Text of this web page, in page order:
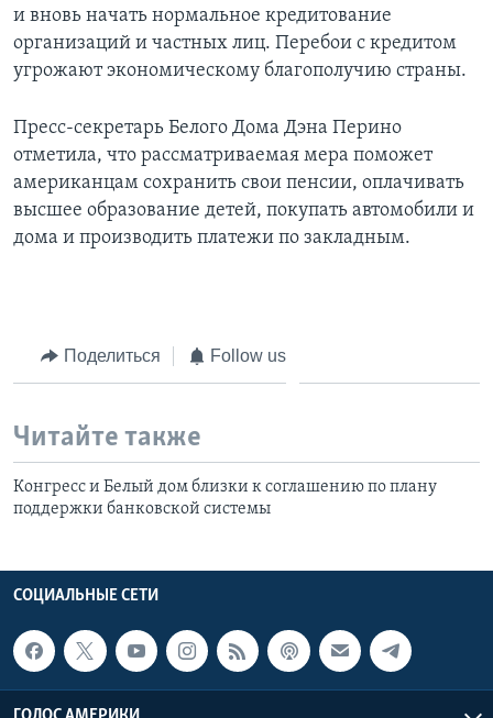
и вновь начать нормальное кредитование
организаций и частных лиц. Перебои с кредитом
угрожают экономическому благополучию страны.
Пресс-секретарь Белого Дома Дэна Перино
отметила, что рассматриваемая мера поможет
американцам сохранить свои пенсии, оплачивать
высшее образование детей, покупать автомобили и
дома и производить платежи по закладным.
Поделиться Follow us
Читайте также
Конгресс и Белый дом близки к соглашению по плану
поддержки банковской системы
СОЦИАЛЬНЫЕ СЕТИ